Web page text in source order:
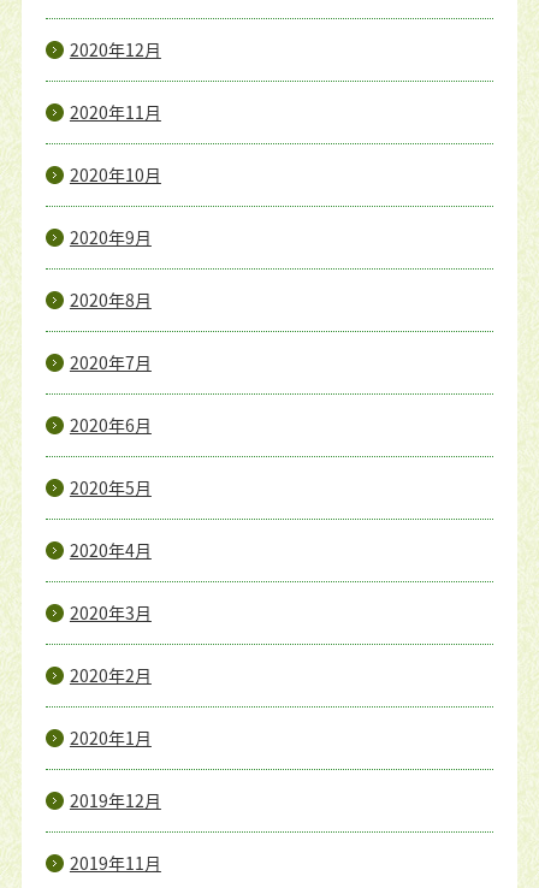
2020年12月
2020年11月
2020年10月
2020年9月
2020年8月
2020年7月
2020年6月
2020年5月
2020年4月
2020年3月
2020年2月
2020年1月
2019年12月
2019年11月